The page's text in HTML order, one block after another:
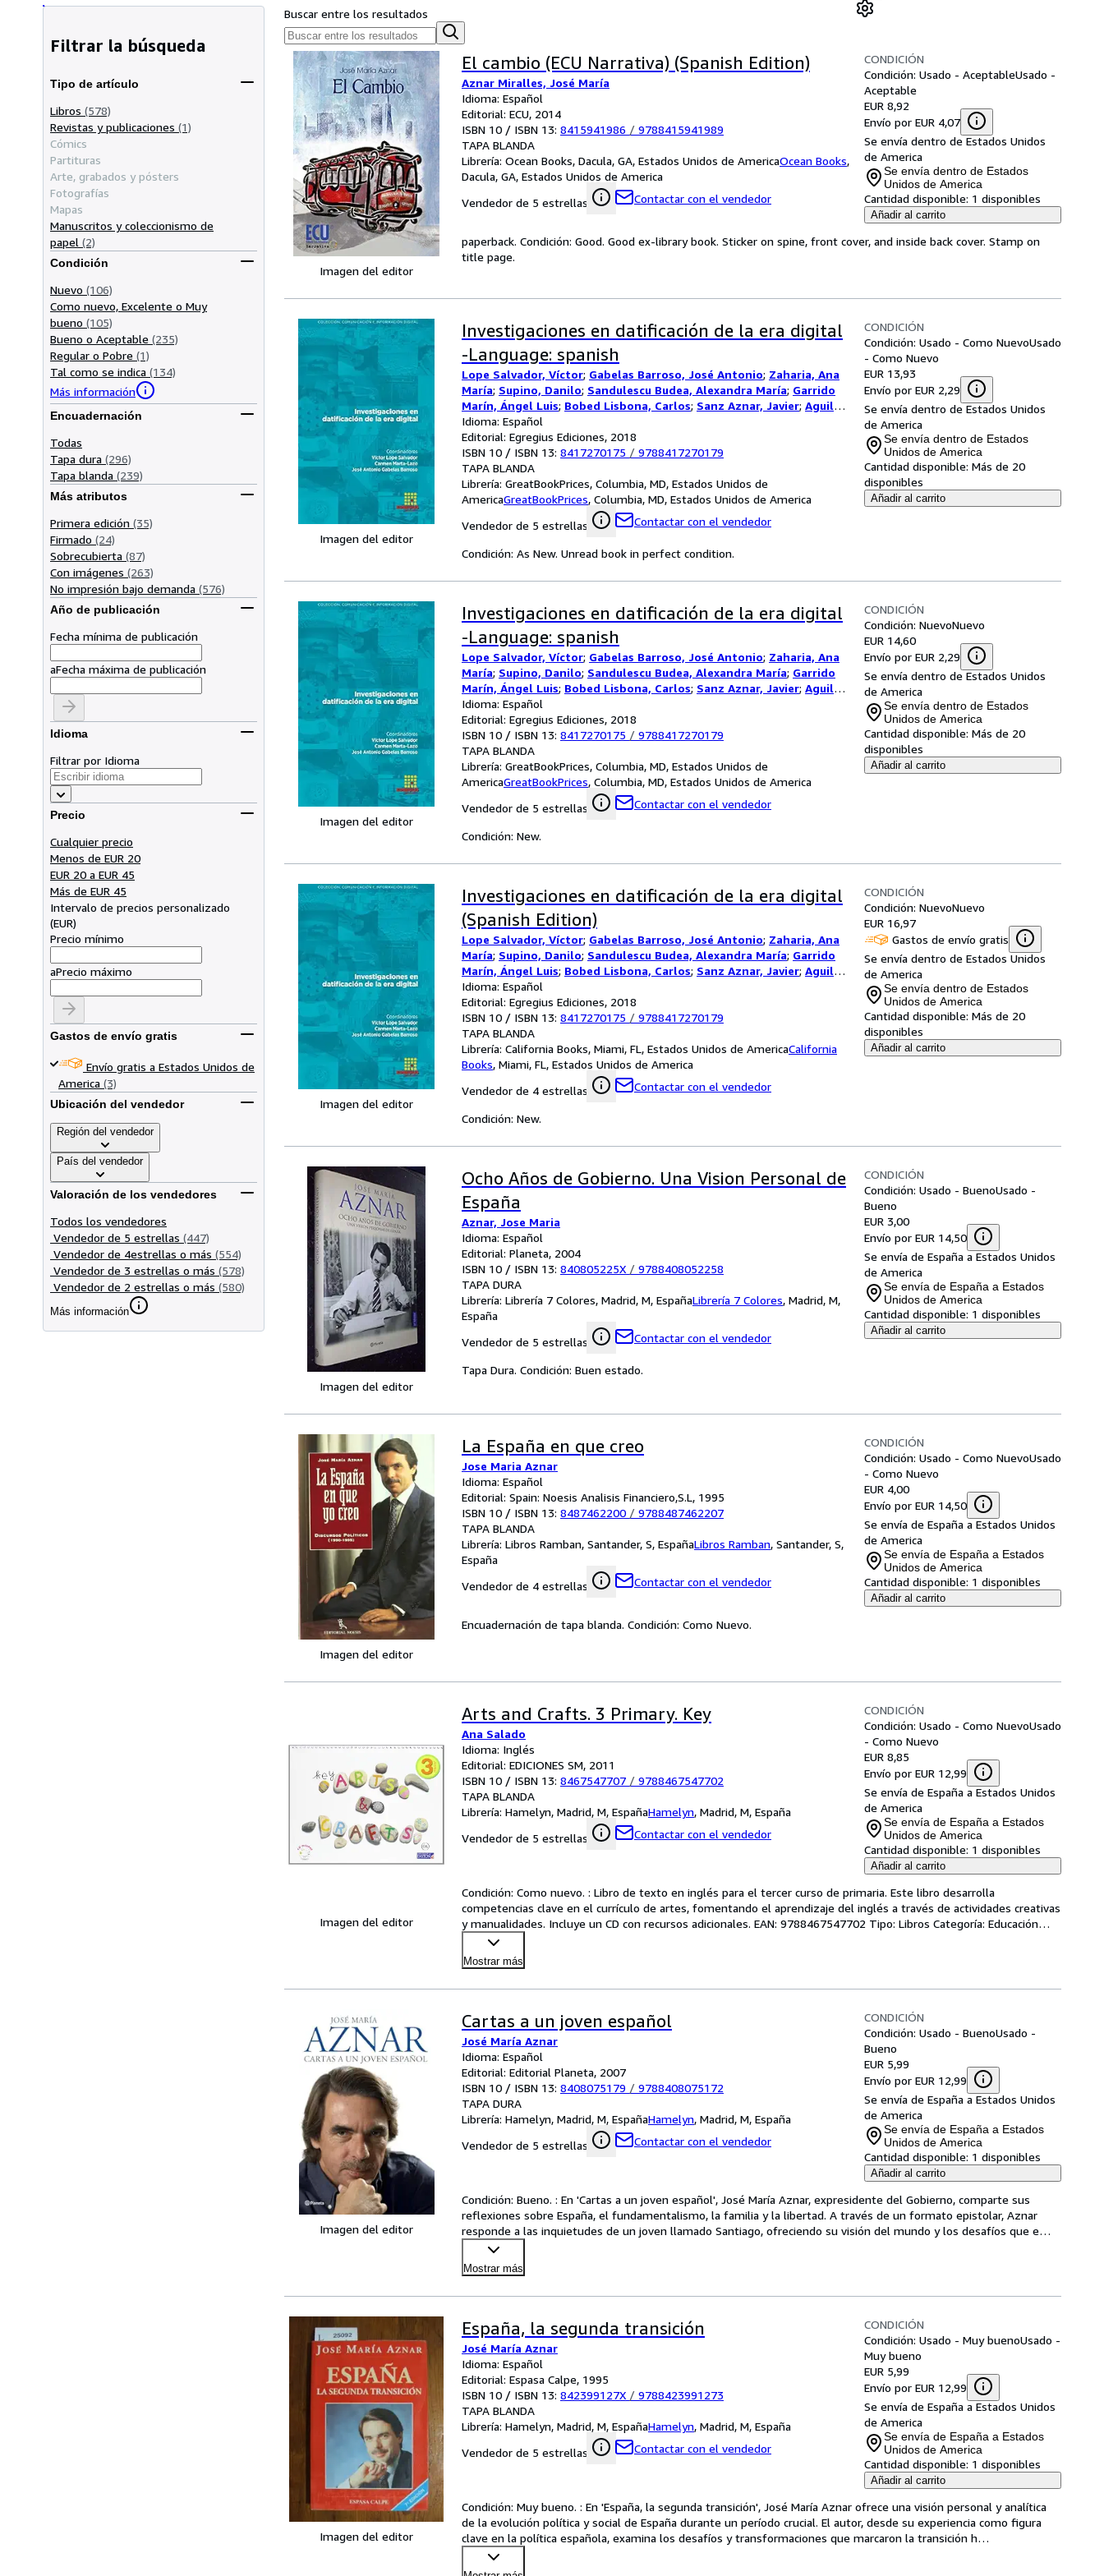
Filtrar la búsqueda
Tipo de artículo
Libros (578)
Revistas y publicaciones (1)
Cómics
Partituras
Arte, grabados y pósters
Fotografías
Mapas
Manuscritos y coleccionismo de
papel (2)
Condición
Nuevo (106)
Como nuevo, Excelente o Muy
bueno (105)
Bueno o Aceptable (235)
Regular o Pobre (1)
Tal como se indica (134)
Más información
Encuadernación
Todas
Tapa dura (296)
Tapa blanda (239)
Más atributos
Primera edición (35)
Firmado (24)
Sobrecubierta (87)
Con imágenes (263)
No impresión bajo demanda (576)
Año de publicación
Fecha mínima de publicación
aFecha máxima de publicación
Idioma
Filtrar por Idioma
Precio
Cualquier precio
Menos de EUR 20
EUR 20 a EUR 45
Más de EUR 45
Intervalo de precios personalizado
(EUR)
Precio mínimo
aPrecio máximo
Gastos de envío gratis
Envío gratis a Estados Unidos de
America (3)
Ubicación del vendedor
Región del vendedor
País del vendedor
Valoración de los vendedores
Todos los vendedores
Vendedor de 5 estrellas (447)
Vendedor de 4estrellas o más (554)
Vendedor de 3 estrellas o más (578)
Vendedor de 2 estrellas o más (580)
Más información
Buscar entre los resultados
Imagen del editor
El cambio (ECU Narrativa) (Spanish Edition)
Aznar Miralles, José María
Idioma: Español
Editorial: ECU, 2014
ISBN 10 / ISBN 13: 8415941986 / 9788415941989
TAPA BLANDA
Librería: Ocean Books, Dacula, GA, Estados Unidos de AmericaOcean Books,
Dacula, GA, Estados Unidos de America
Vendedor de 5 estrellas
Contactar con el vendedor
CONDICIÓN
Condición: Usado - AceptableUsado -
Aceptable
EUR 8,92
Envío por EUR 4,07
Se envía dentro de Estados Unidos
de America
Se envía dentro de Estados
Unidos de America
Cantidad disponible: 1 disponibles
Añadir al carrito
paperback. Condición: Good. Good ex-library book. Sticker on spine, front cover, and inside back cover. Stamp on
title page.
Imagen del editor
Investigaciones en datificación de la era digital
-Language: spanish
Lope Salvador, Víctor; Gabelas Barroso, José Antonio; Zaharia, Ana
María; Supino, Danilo; Sandulescu Budea, Alexandra María; Garrido
Marín, Ángel Luis; Bobed Lisbona, Carlos; Sanz Aznar, Javier; Aguilar
Paredes, Carlos
Idioma: Español
Editorial: Egregius Ediciones, 2018
ISBN 10 / ISBN 13: 8417270175 / 9788417270179
TAPA BLANDA
Librería: GreatBookPrices, Columbia, MD, Estados Unidos de
AmericaGreatBookPrices, Columbia, MD, Estados Unidos de America
Vendedor de 5 estrellas
Contactar con el vendedor
CONDICIÓN
Condición: Usado - Como NuevoUsado
- Como Nuevo
EUR 13,93
Envío por EUR 2,29
Se envía dentro de Estados Unidos
de America
Se envía dentro de Estados
Unidos de America
Cantidad disponible: Más de 20
disponibles
Añadir al carrito
Condición: As New. Unread book in perfect condition.
Imagen del editor
Investigaciones en datificación de la era digital
-Language: spanish
Lope Salvador, Víctor; Gabelas Barroso, José Antonio; Zaharia, Ana
María; Supino, Danilo; Sandulescu Budea, Alexandra María; Garrido
Marín, Ángel Luis; Bobed Lisbona, Carlos; Sanz Aznar, Javier; Aguilar
Paredes, Carlos
Idioma: Español
Editorial: Egregius Ediciones, 2018
ISBN 10 / ISBN 13: 8417270175 / 9788417270179
TAPA BLANDA
Librería: GreatBookPrices, Columbia, MD, Estados Unidos de
AmericaGreatBookPrices, Columbia, MD, Estados Unidos de America
Vendedor de 5 estrellas
Contactar con el vendedor
CONDICIÓN
Condición: NuevoNuevo
EUR 14,60
Envío por EUR 2,29
Se envía dentro de Estados Unidos
de America
Se envía dentro de Estados
Unidos de America
Cantidad disponible: Más de 20
disponibles
Añadir al carrito
Condición: New.
Imagen del editor
Investigaciones en datificación de la era digital
(Spanish Edition)
Lope Salvador, Víctor; Gabelas Barroso, José Antonio; Zaharia, Ana
María; Supino, Danilo; Sandulescu Budea, Alexandra María; Garrido
Marín, Ángel Luis; Bobed Lisbona, Carlos; Sanz Aznar, Javier; Aguilar
Paredes, Carlos
Idioma: Español
Editorial: Egregius Ediciones, 2018
ISBN 10 / ISBN 13: 8417270175 / 9788417270179
TAPA BLANDA
Librería: California Books, Miami, FL, Estados Unidos de AmericaCalifornia
Books, Miami, FL, Estados Unidos de America
Vendedor de 4 estrellas
Contactar con el vendedor
CONDICIÓN
Condición: NuevoNuevo
EUR 16,97
Gastos de envío gratis
Se envía dentro de Estados Unidos
de America
Se envía dentro de Estados
Unidos de America
Cantidad disponible: Más de 20
disponibles
Añadir al carrito
Condición: New.
Imagen del editor
Ocho Años de Gobierno. Una Vision Personal de
España
Aznar, Jose Maria
Idioma: Español
Editorial: Planeta, 2004
ISBN 10 / ISBN 13: 840805225X / 9788408052258
TAPA DURA
Librería: Librería 7 Colores, Madrid, M, EspañaLibrería 7 Colores, Madrid, M,
España
Vendedor de 5 estrellas
Contactar con el vendedor
CONDICIÓN
Condición: Usado - BuenoUsado -
Bueno
EUR 3,00
Envío por EUR 14,50
Se envía de España a Estados Unidos
de America
Se envía de España a Estados
Unidos de America
Cantidad disponible: 1 disponibles
Añadir al carrito
Tapa Dura. Condición: Buen estado.
Imagen del editor
La España en que creo
Jose Maria Aznar
Idioma: Español
Editorial: Spain: Noesis Analisis Financiero,S.L, 1995
ISBN 10 / ISBN 13: 8487462200 / 9788487462207
TAPA BLANDA
Librería: Libros Ramban, Santander, S, EspañaLibros Ramban, Santander, S,
España
Vendedor de 4 estrellas
Contactar con el vendedor
CONDICIÓN
Condición: Usado - Como NuevoUsado
- Como Nuevo
EUR 4,00
Envío por EUR 14,50
Se envía de España a Estados Unidos
de America
Se envía de España a Estados
Unidos de America
Cantidad disponible: 1 disponibles
Añadir al carrito
Encuadernación de tapa blanda. Condición: Como Nuevo.
Imagen del editor
Arts and Crafts. 3 Primary. Key
Ana Salado
Idioma: Inglés
Editorial: EDICIONES SM, 2011
ISBN 10 / ISBN 13: 8467547707 / 9788467547702
TAPA BLANDA
Librería: Hamelyn, Madrid, M, EspañaHamelyn, Madrid, M, España
Vendedor de 5 estrellas
Contactar con el vendedor
CONDICIÓN
Condición: Usado - Como NuevoUsado
- Como Nuevo
EUR 8,85
Envío por EUR 12,99
Se envía de España a Estados Unidos
de America
Se envía de España a Estados
Unidos de America
Cantidad disponible: 1 disponibles
Añadir al carrito
Condición: Como nuevo. : Libro de texto en inglés para el tercer curso de primaria. Este libro desarrolla
competencias clave en el currículo de artes, fomentando el aprendizaje del inglés a través de actividades creativas
y manualidades. Incluye un CD con recursos adicionales. EAN: 9788467547702 Tipo: Libros Categoría: Educación…
Mostrar más
Imagen del editor
Cartas a un joven español
José María Aznar
Idioma: Español
Editorial: Editorial Planeta, 2007
ISBN 10 / ISBN 13: 8408075179 / 9788408075172
TAPA DURA
Librería: Hamelyn, Madrid, M, EspañaHamelyn, Madrid, M, España
Vendedor de 5 estrellas
Contactar con el vendedor
CONDICIÓN
Condición: Usado - BuenoUsado -
Bueno
EUR 5,99
Envío por EUR 12,99
Se envía de España a Estados Unidos
de America
Se envía de España a Estados
Unidos de America
Cantidad disponible: 1 disponibles
Añadir al carrito
Condición: Bueno. : En 'Cartas a un joven español', José María Aznar, expresidente del Gobierno, comparte sus
reflexiones sobre España, el fundamentalismo, la familia y la libertad. A través de un formato epistolar, Aznar
responde a las inquietudes de un joven llamado Santiago, ofreciendo su visión del mundo y los desafíos que e…
Mostrar más
Imagen del editor
España, la segunda transición
José María Aznar
Idioma: Español
Editorial: Espasa Calpe, 1995
ISBN 10 / ISBN 13: 842399127X / 9788423991273
TAPA BLANDA
Librería: Hamelyn, Madrid, M, EspañaHamelyn, Madrid, M, España
Vendedor de 5 estrellas
Contactar con el vendedor
CONDICIÓN
Condición: Usado - Muy buenoUsado -
Muy bueno
EUR 5,99
Envío por EUR 12,99
Se envía de España a Estados Unidos
de America
Se envía de España a Estados
Unidos de America
Cantidad disponible: 1 disponibles
Añadir al carrito
Condición: Muy bueno. : En 'España, la segunda transición', José María Aznar ofrece una visión personal y analítica
de la evolución política y social de España durante un período crucial. El autor, desde su experiencia como figura
clave en la política española, examina los desafíos y transformaciones que marcaron la transición h…